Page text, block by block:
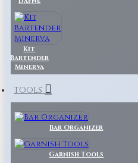
Kit
Bartender
Minerva
TOOLS
Bar Organizer
Garnish Tools